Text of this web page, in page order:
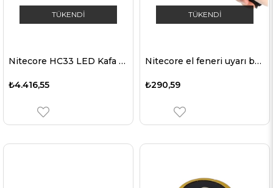
TÜKENDI
Nitecore HC33 LED Kafa Lambası CREE XHP35 HD LED 1800 Lümen
₺4.416,55
TÜKENDI
Nitecore el feneri uyarı bağlantısı 25 mm
₺290,59